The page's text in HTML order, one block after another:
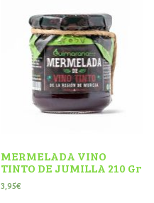
MERMELADA VINO
TINTO DE JUMILLA 210 Gr
3,95€